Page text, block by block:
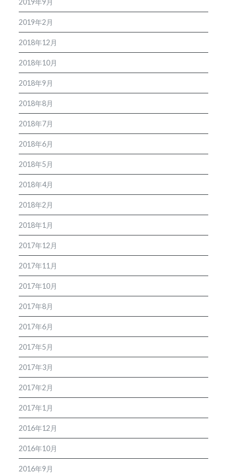
2019年9月
2019年2月
2018年12月
2018年10月
2018年9月
2018年8月
2018年7月
2018年6月
2018年5月
2018年4月
2018年2月
2018年1月
2017年12月
2017年11月
2017年10月
2017年8月
2017年6月
2017年5月
2017年3月
2017年2月
2017年1月
2016年12月
2016年10月
2016年9月